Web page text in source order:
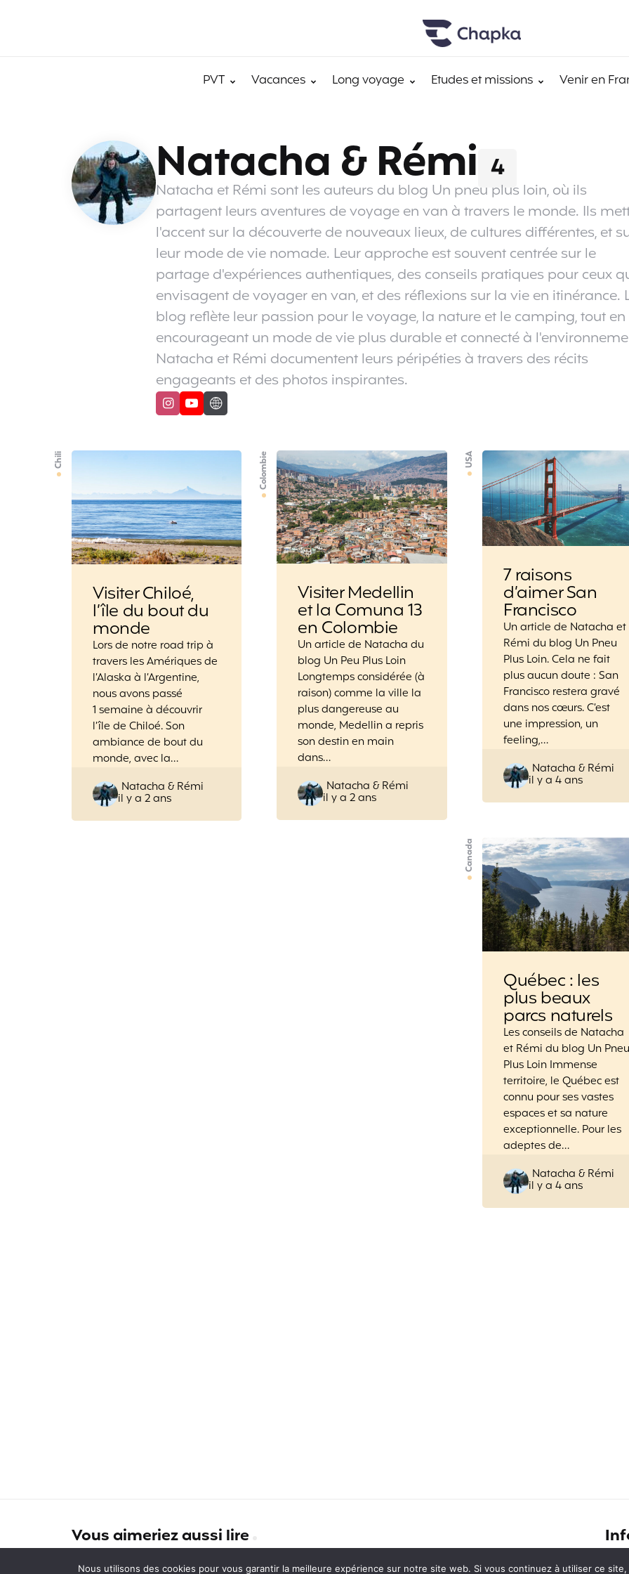
PVT Vacances Long voyage Etudes et missions Venir en
4
Natacha & Rémi
Natacha et Rémi sont les auteurs du blog Un pneu plus loin, où ils
partagent leurs aventures de voyage en van à travers le monde. Ils
l'accent sur la découverte de nouveaux lieux, de cultures différentes, et
leur mode de vie nomade. Leur approche est souvent centrée sur le
partage d'expériences authentiques, des conseils pratiques pour ceux
envisagent de voyager en van, et des réflexions sur la vie en itinérance.
blog reflète leur passion pour le voyage, la nature et le camping, tout en
encourageant un mode de vie plus durable et connecté à
Natacha et Rémi documentent leurs péripéties à travers des récits
engageants et des photos inspirantes.
Chili
Visiter Chiloé,
l’île du bout du
monde
Lors de notre road trip à
travers les Amériques de
l’Alaska à l’Argentine,
nous avons passé
1 semaine à découvrir
l’île de Chiloé. Son
ambiance de bout du
monde, avec la…
Posted
by
Natacha & Rémi
il y a 2 ans
Colombie
Visiter Medellin
et la Comuna 13
en Colombie
Un article de Natacha du
blog Un Peu Plus Loin
Longtemps considérée (à
raison) comme la ville la
plus dangereuse au
monde, Medellin a repris
son destin en main
dans…
Posted
by
Natacha & Rémi
il y a 2 ans
USA
7 raisons
d’aimer San
Francisco
Un article de Natacha et
Rémi du blog Un Pneu
Plus Loin. Cela ne fait
plus aucun doute : San
Francisco restera gravé
dans nos cœurs. C’est
une impression, un
feeling,…
Posted
by
Natacha & Rémi
il y a 4 ans
Canada
Québec : les
plus beaux
parcs naturels
Les conseils de Natacha
et Rémi du blog Un Pneu
Plus Loin Immense
territoire, le Québec est
connu pour ses vastes
espaces et sa nature
exceptionnelle. Pour les
adeptes de…
Posted
by
Natacha & Rémi
il y a 4 ans
Vous aimeriez aussi lire
Cap Assistance : un tarif plus Retour sur le projet de volontariat
Nous utilisons des cookies pour vous garantir la meilleure expérience sur notre site web. Si vous continuez à utiliser ce